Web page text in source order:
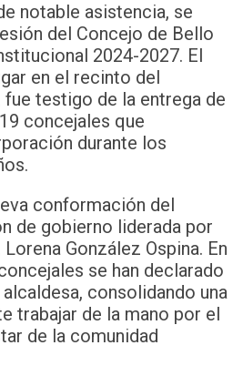
notable asistencia, se
del Concejo de Bello
2024-2027. El
en el recinto del
testigo de la entrega de
concejales que
durante los
conformación del
de gobierno liderada por
González Ospina. En
se han declarado
consolidando una
trabajar de la mano por el
de la comunidad